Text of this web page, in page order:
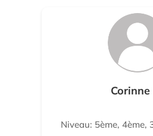
Corinne
Niveau: 5ème, 4ème,